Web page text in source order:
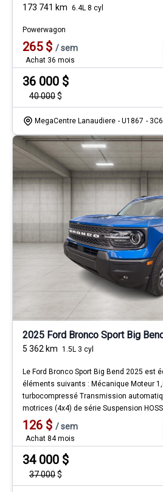
173 741 km 6.4L 8 cyl
Powerwagon
265$ /sem
Achat 36 mois
36 000 $
40 000$
MegaCentre Lanaudiere - U1867 -
2025 Ford Bronco Sport Big
5 362 km 1.5L 3 cyl
Le Ford Bronco Sport Big Bend 2025 est
éléments suivants : Mécanique Moteur
turbocompressé Transmission
motrices (4x4) de série Suspension HOSS
126 $ /sem
Achat 84 mois
34 000 $
37 000$